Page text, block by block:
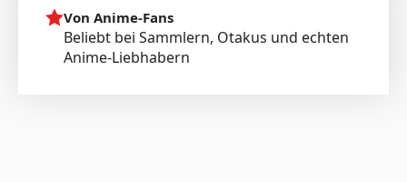
Von Anime-Fans
Beliebt bei Sammlern, Otakus und echten
Anime-Liebhabern